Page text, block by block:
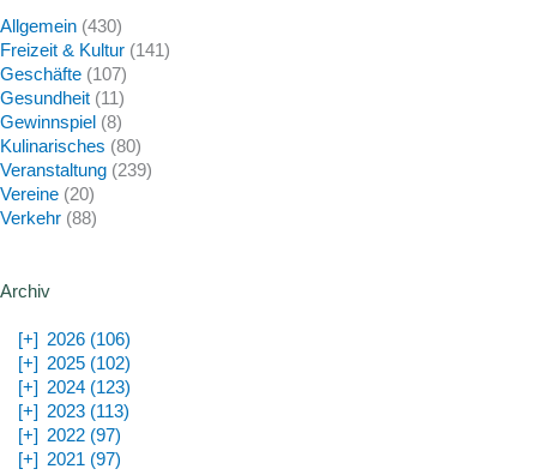
Allgemein (430)
Freizeit & Kultur (141)
Geschäfte (107)
Gesundheit (11)
Gewinnspiel (8)
Kulinarisches (80)
Veranstaltung (239)
Vereine (20)
Verkehr (88)
Archiv
[+]
2026 (106)
[+]
2025 (102)
[+]
2024 (123)
[+]
2023 (113)
[+]
2022 (97)
[+]
2021 (97)